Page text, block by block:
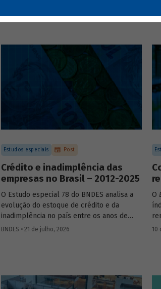
Estudos especiais Post
Crédito e inadimplência das
empresas no Brasil – 2012-2025
O Estudo especial 78 do BNDES analisa a
evolução do estoque de crédito e da
inadimplência no país entre os anos de
2012 e 2025, explorando dois recortes
BNDES • 21 de julho, 2026
O
10